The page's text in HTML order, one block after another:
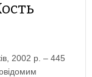
2002 р. – 445